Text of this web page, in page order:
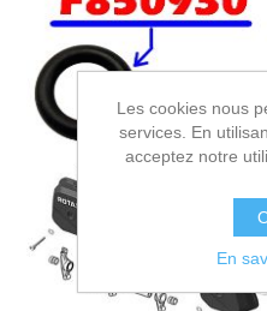
Les cookies nous
services. En
acceptez notre
En